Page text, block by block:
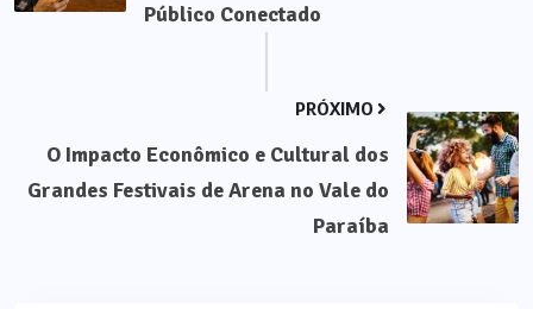
Público Conectado
PRÓXIMO
O Impacto Econômico e Cultural dos
Grandes Festivais de Arena no Vale do
Paraíba